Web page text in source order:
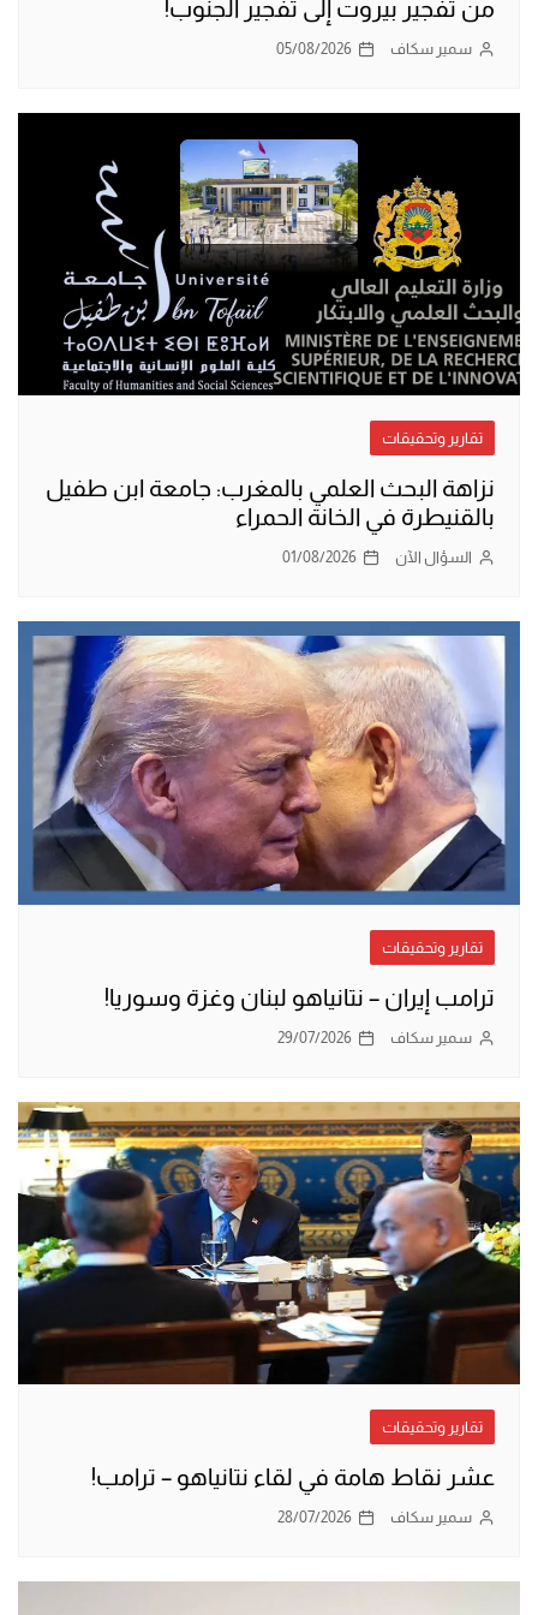
من تفجير بيروت إلى تفجير الجنوب!
سمير سكاف 05/08/2026
تقارير وتحقيقات
نزاهة البحث العلمي بالمغرب: جامعة ابن طفيل
بالقنيطرة في الخانة الحمراء
السؤال الآن 01/08/2026
تقارير وتحقيقات
ترامب إيران – نتانياهو لبنان وغزة وسوريا!
سمير سكاف 29/07/2026
تقارير وتحقيقات
عشر نقاط هامة في لقاء نتانياهو – ترامب!
سمير سكاف 28/07/2026